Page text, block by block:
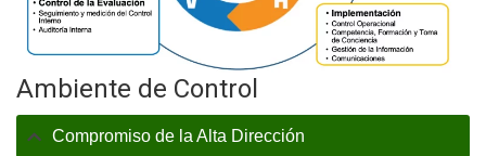
Ambiente de Control
Compromiso de la Alta Dirección